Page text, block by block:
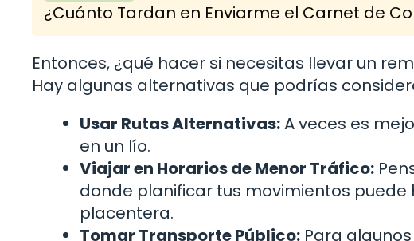
¿Cuánto Tardan en Enviarme el Carnet de
Entonces, ¿qué hacer si necesitas llevar un
Hay algunas alternativas que podrías
Usar Rutas Alternativas:A veces es
en un lío.
Viajar en Horarios de Menor Tráfico:
donde planificar tus movimientos
placentera.
Tomar Transporte Público: Para